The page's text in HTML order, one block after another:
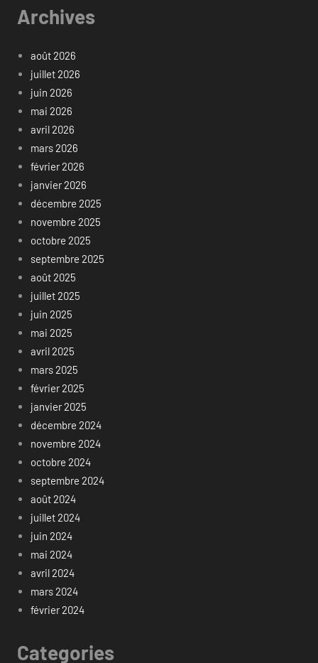
Archives
août 2026
juillet 2026
juin 2026
mai 2026
avril 2026
mars 2026
février 2026
janvier 2026
décembre 2025
novembre 2025
octobre 2025
septembre 2025
août 2025
juillet 2025
juin 2025
mai 2025
avril 2025
mars 2025
février 2025
janvier 2025
décembre 2024
novembre 2024
octobre 2024
septembre 2024
août 2024
juillet 2024
juin 2024
mai 2024
avril 2024
mars 2024
février 2024
Categories